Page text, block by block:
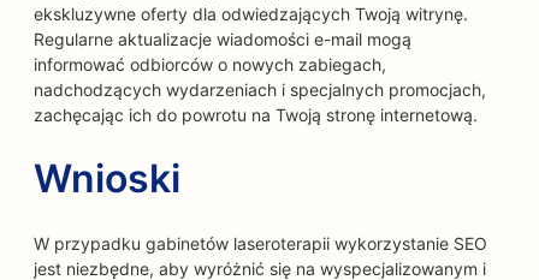
ekskluzywne oferty dla odwiedzających Twoją witrynę.
Regularne aktualizacje wiadomości e-mail mogą
informować odbiorców o nowych zabiegach,
nadchodzących wydarzeniach i specjalnych promocjach,
zachęcając ich do powrotu na Twoją stronę internetową.
Wnioski
W przypadku gabinetów laseroterapii wykorzystanie SEO
jest niezbędne, aby wyróżnić się na wyspecjalizowanym i